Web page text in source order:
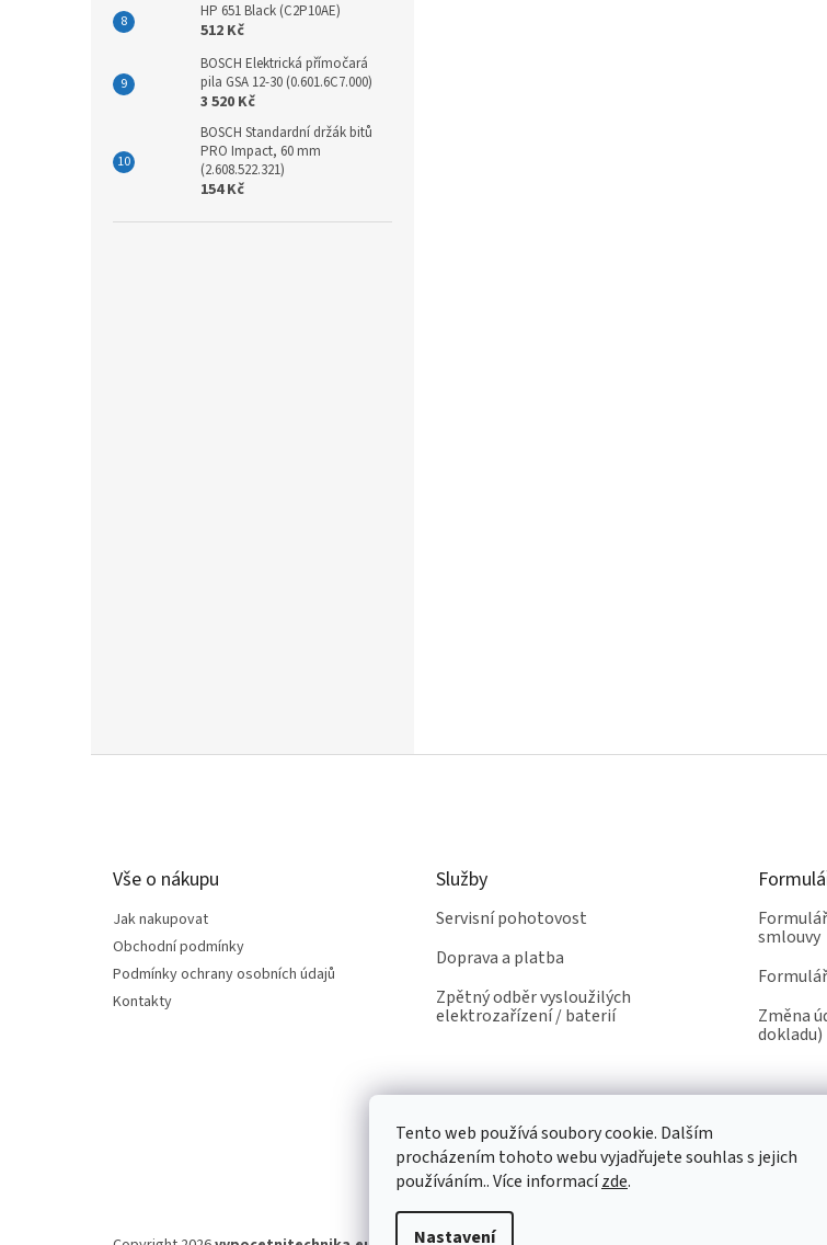
Tento web používá soubory cookie. Dalším
procházením tohoto webu vyjadřujete souhlas s jejich
používáním.. Více informacízde.
Nastavení
HP 651 Black (C2P10AE)
512 Kč
BOSCH Elektrická přímočará
pila GSA 12-30 (0.601.6C7.000)
3 520 Kč
BOSCH Standardní držák bitů
PRO Impact, 60 mm
(2.608.522.321)
154 Kč
Vše o nákupu
Jak nakupovat
Obchodní podmínky
Podmínky ochrany osobních údajů
Kontakty
Služby
Servisní pohotovost
Doprava a platba
Zpětný odběr vysloužilých
elektrozařízení / baterií
smlouvy
Změna
dokladu)